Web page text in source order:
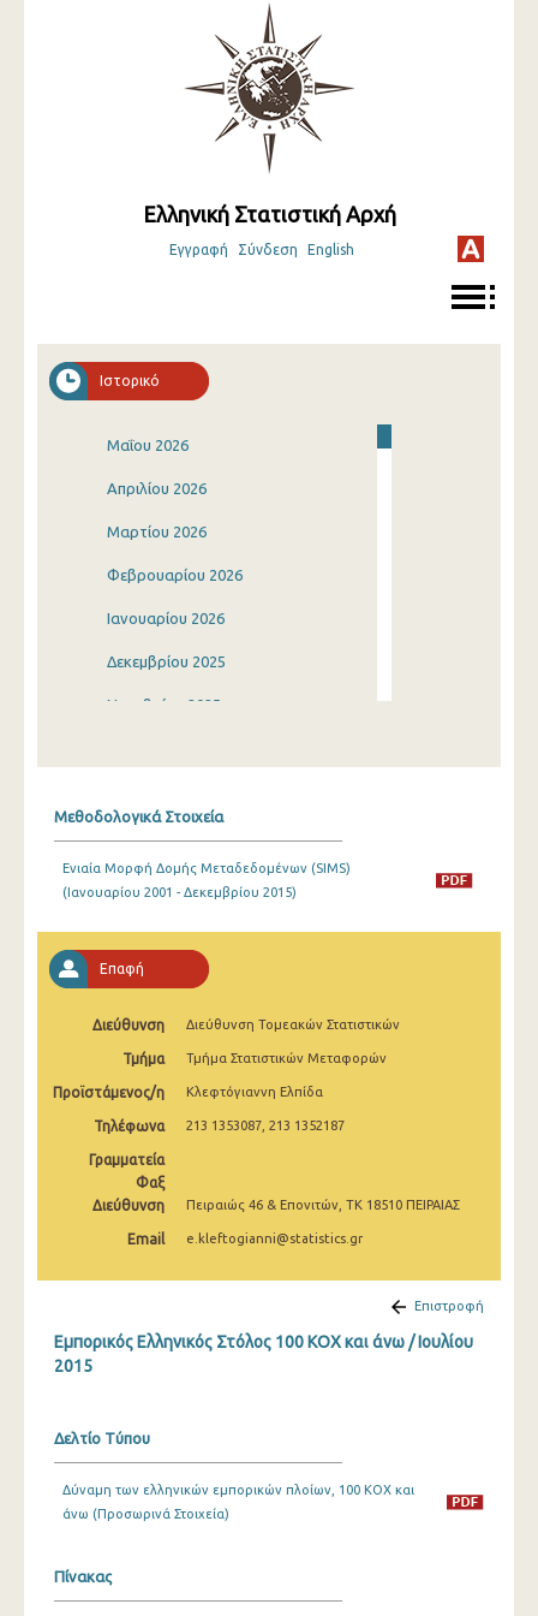
Ελληνική Στατιστική Αρχή
Εγγραφή Σύνδεση English
Ιστορικό
Μαΐου 2026
Απριλίου 2026
Μαρτίου 2026
Φεβρουαρίου 2026
Ιανουαρίου 2026
Δεκεμβρίου 2025
Νοεμβρίου 2025
Ιουλίου 2025
Μαΐου 2025
Μαρτίου 2025
Φεβρουαρίου 2025
Ιανουαρίου 2025
Δεκεμβρίου 2024
Αυγούστου 2024
Ιουνίου 2024
Μαΐου 2024
Μαρτίου 2024
Μεθοδολογικά Στοιχεία
Ενιαία Μορφή Δομής Μεταδεδομένων (SIMS)
(Ιανουαρίου 2001 - Δεκεμβρίου 2015)
Επαφή
Διεύθυνση Διεύθυνση Τομεακών Στατιστικών
Τμήμα Τμήμα Στατιστικών Μεταφορών
Προϊστάμενος/η Κλεφτόγιαννη Ελπίδα
Τηλέφωνα 213 1353087, 213 1352187
Γραμματεία
Φαξ
Διεύθυνση
Πειραιώς 46 & Επονιτών, ΤΚ 18510 ΠΕΙΡΑΙΑΣ
Email e.kleftogianni@statistics.gr
Επιστροφή
Εμπορικός Ελληνικός Στόλος 100 ΚΟΧ και άνω / Ιουλίου
2015
Δελτίο Τύπου
Δύναμη των ελληνικών εμπορικών πλοίων, 100 ΚΟΧ και
άνω (Προσωρινά Στοιχεία)
Πίνακας